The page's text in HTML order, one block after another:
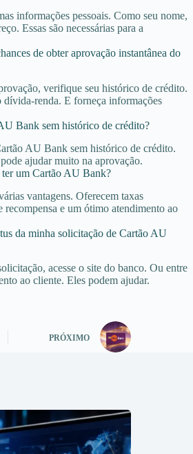
informações pessoais. Como seu nome,
Essas são necessárias para a
de obter aprovação instantânea do
verifique seu histórico de crédito.
dívida-renda. E forneça informações
Bank sem histórico de crédito?
AU Bank sem histórico de crédito.
ajudar muito na aprovação.
ter um Cartão AU Bank?
vantagens. Oferecem taxas
recompensa e um ótimo atendimento ao
da minha solicitação de Cartão AU
acesse o site do banco. Ou entre
ao cliente. Eles podem ajudar.
PRÓXIMO